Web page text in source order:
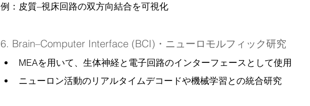
例：皮質–視床回路の双方向結合を可視化
6. Brain–Computer Interface (BCI)・ニューロモルフィック研究
MEAを用いて、生体神経と電子回路のインターフェースとして使用
ニューロン活動のリアルタイムデコードや機械学習との統合研究